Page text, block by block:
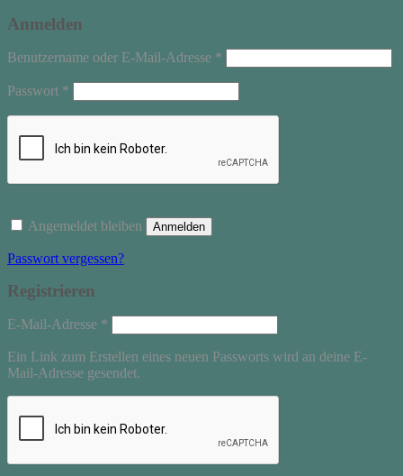
Anmelden
Benutzername oder E-Mail-Adresse *
Passwort *
Angemeldet bleiben Anmelden
Passwort vergessen?
Registrieren
E-Mail-Adresse *
Ein Link zum Erstellen eines neuen Passworts wird an deine E-
Mail-Adresse gesendet.